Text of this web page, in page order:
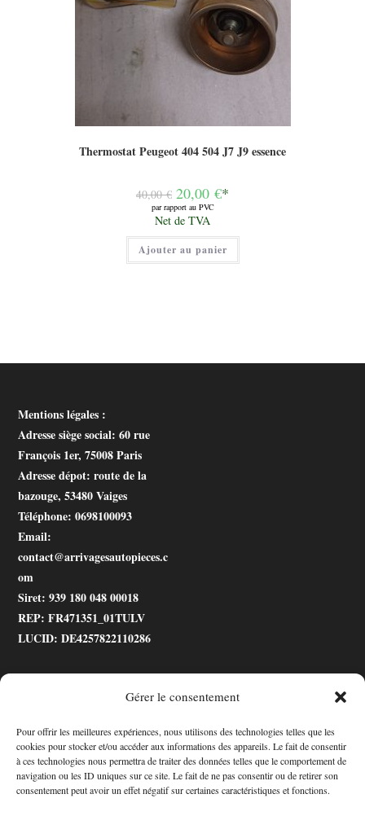
Gérer le consentement
Pour offrir les meilleures expériences, nous utilisons des technologies telles que les
cookies pour stocker et/ou accéder aux informations des appareils. Le fait de consentir
à ces technologies nous permettra de traiter des données telles que le comportement de
navigation ou les ID uniques sur ce site. Le fait de ne pas consentir ou de retirer son
consentement peut avoir un effet négatif sur certaines caractéristiques et fonctions.
Thermostat Peugeot 404 504 J7 J9 essence
40,00€ Le
prix
initial
était :
40,00 €.
20,00 €*
par rapport au PVC
Le
prix
actuel
est :
20,00 €.
Net de TVA
Ajouter au panier
Mentions légales :
Adresse siège social: 60 rue
François 1er, 75008 Paris
Adresse dépot: route de la
bazouge, 53480 Vaiges
Téléphone: 0698100093
Email:
contact@arrivagesautopieces.c
om
Siret: 939 180 048 00018
REP: FR471351_01TULV
LUCID: DE4257822110286
Accessibilité
Mon Compte